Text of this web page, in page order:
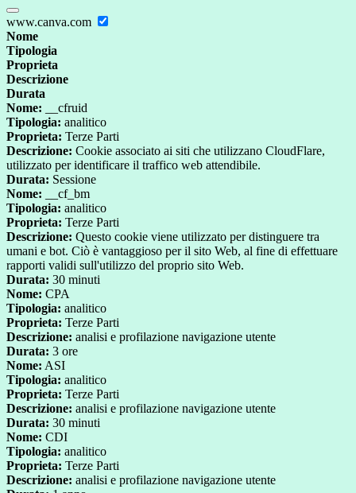
www.canva.com
Nome
Tipologia
Proprieta
Descrizione
Durata
Nome: __cfruid
Tipologia: analitico
Proprieta: Terze Parti
Descrizione: Cookie associato ai siti che utilizzano CloudFlare,
utilizzato per identificare il traffico web attendibile.
Durata: Sessione
Nome: __cf_bm
Tipologia: analitico
Proprieta: Terze Parti
Descrizione: Questo cookie viene utilizzato per distinguere tra
umani e bot. Ciò è vantaggioso per il sito Web, al fine di effettuare
rapporti validi sull'utilizzo del proprio sito Web.
Durata: 30 minuti
Nome: CPA
Tipologia: analitico
Proprieta: Terze Parti
Descrizione: analisi e profilazione navigazione utente
Durata: 3 ore
Nome: ASI
Tipologia: analitico
Proprieta: Terze Parti
Descrizione: analisi e profilazione navigazione utente
Durata: 30 minuti
Nome: CDI
Tipologia: analitico
Proprieta: Terze Parti
Descrizione: analisi e profilazione navigazione utente